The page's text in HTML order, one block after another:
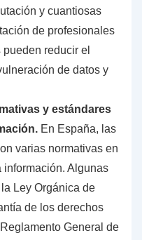
y cuantiosas
de profesionales
reducir el
de datos y
y estándares
En España, las
varias normativas en
información. Algunas
Ley Orgánica de
de los derechos
General de